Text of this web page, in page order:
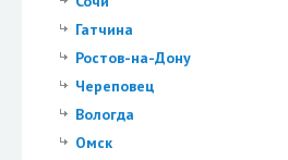
Гатчина
Ростов-на-Дону
Череповец
Вологда
Омск